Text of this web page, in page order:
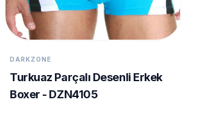
DARKZONE
Turkuaz Parçalı Desenli Erkek
Boxer - DZN4105